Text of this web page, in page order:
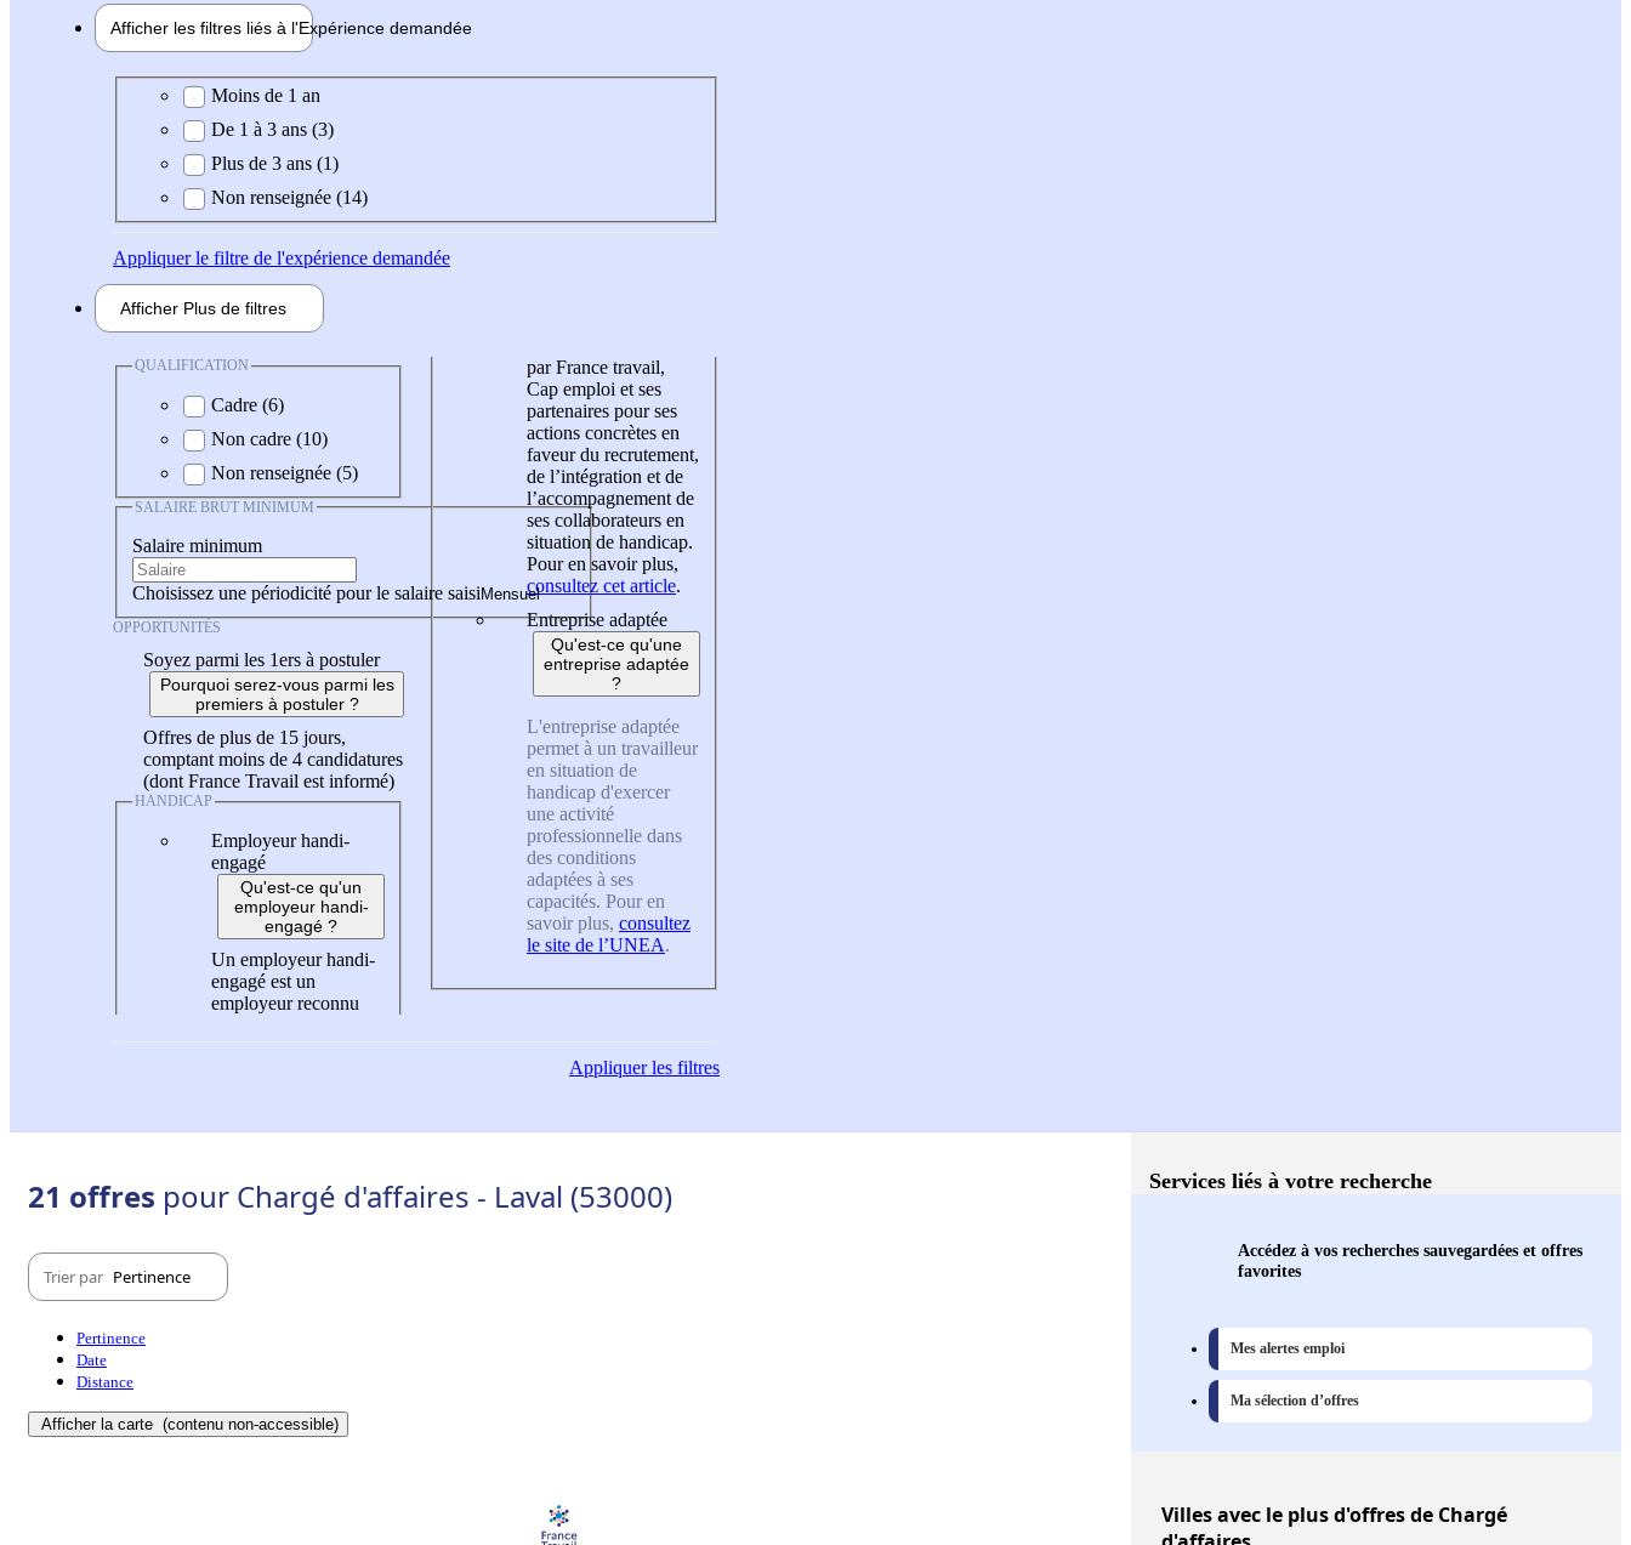
Afficher les filtres liés à l'Expérience demandée
Expérience demandée
Moins de 1 an
De 1 à 3 ans (3)
Plus de 3 ans (1)
Non renseignée (14)
Appliquerle filtre de l'expérience demandée
Afficher Plus de filtres
QUALIFICATION
Cadre (6)
Non cadre (10)
Non renseignée (5)
SALAIRE BRUT MINIMUM
Salaire minimum
Choisissez une périodicité pour le salaire saisi
OPPORTUNITÉS
Soyez parmi les 1ers à postuler
Pourquoi serez-vous parmi les
premiers à postuler ?
Offres de plus de 15 jours,
comptant moins de 4 candidatures
(dont France Travail est informé)
HANDICAP
Employeur handi-
engagé
Qu'est-ce qu'un
employeur handi-
engagé ?
Un employeur handi-
engagé est un
employeur reconnu
par France travail,
Cap emploi et ses
partenaires pour ses
actions concrètes en
faveur du recrutement,
de l’intégration et de
l’accompagnement de
ses collaborateurs en
situation de handicap.
Pour en savoir plus,
consultez cet article.
Entreprise adaptée
Qu'est-ce qu'une
entreprise adaptée
?
L'entreprise adaptée
permet à un travailleur
en situation de
handicap d'exercer
une activité
professionnelle dans
des conditions
adaptées à ses
capacités. Pour en
savoir plus, consultez
le site de l’UNEA.
Appliquerles filtres
21 offres pour Chargé d'affaires - Laval (53000)
Trier par Pertinence
Pertinence
Date
Distance
Afficher la carte (contenu non-accessible)
Services liés à votre recherche
Accédez à vos recherches sauvegardées et offres
favorites
Mes alertes emploi
Ma sélection d’offres
Villesavec le plus d'offres de Chargé